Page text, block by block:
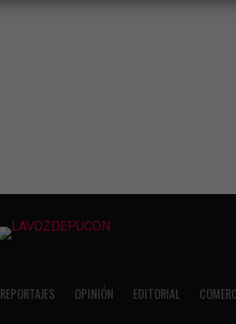
REPORTAJES OPINIÓN EDITORIAL